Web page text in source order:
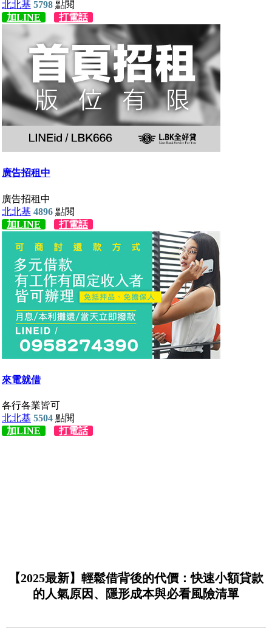
【2025最新】輕鬆借背後的代價：快速小額貸款
的人氣原因、隱形成本與必看風險清單